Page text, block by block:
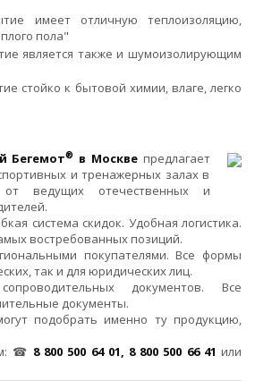
имеет отличную теплоизоляцию,
пола"
является также и шумоизолирующим
стойко к бытовой химии, влаге, легко
Бегемот® в Москвепредлагает
и тренажерных залах в
ведущих отечественных и
система скидок. Удобная логистика.
востребованных позиций.
покупателями. Все формы
так и для юридических лиц.
документов. Все
документы.
подобрать именно ту продукцию,
☎ 8 800 500 64 01, 8 800 500 66 41 или